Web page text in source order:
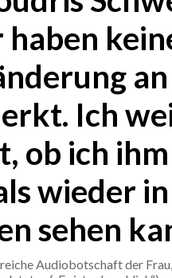
IMPRESE
haben
Ich
ob ich ihm
wieder
sehen
Audiobotschaft der